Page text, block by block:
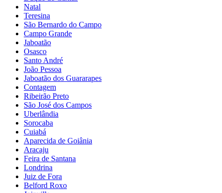
Natal
Teresina
São Bernardo do Campo
Campo Grande
Jaboatão
Osasco
Santo André
João Pessoa
Jaboatão dos Guararapes
Contagem
Ribeirão Preto
São José dos Campos
Uberlândia
Sorocaba
Cuiabá
Aparecida de Goiânia
Aracaju
Feira de Santana
Londrina
Juiz de Fora
Belford Roxo